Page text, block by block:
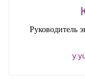
Руководитель